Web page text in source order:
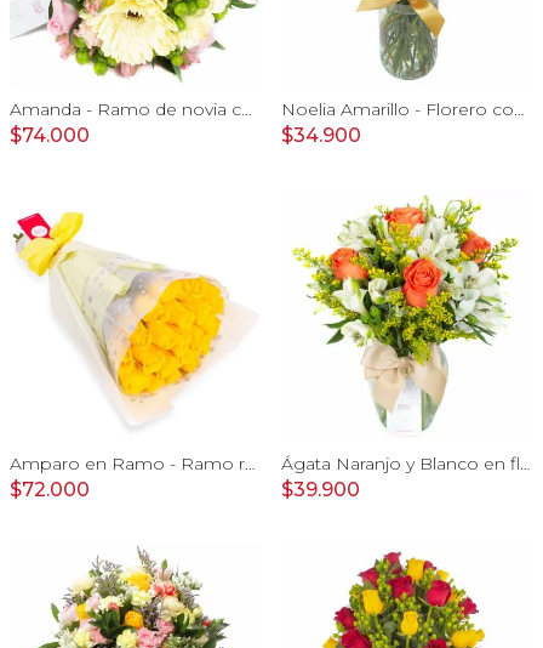
Amanda - Ramo de novia con gerberas, rosas rosadas y astromelias rosadas
$74.000
Noelia Amarillo - Florero con rosas, mini rosas, mini claveles y limonium
$34.900
Amparo en Ramo - Ramo redondo 24 rosas ecuatorianas amarillo
$72.000
Ágata Naranjo y Blanco en florero - rosas, astromelias
$39.900